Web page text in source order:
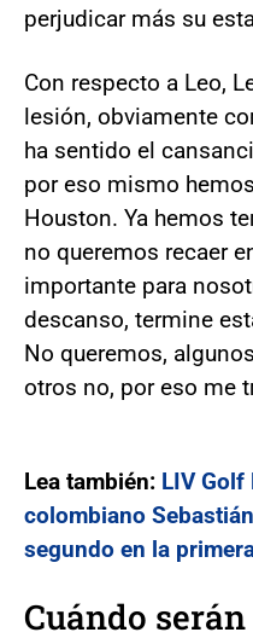
perjudicar más su
Con respecto a Leo,
lesión, obviamente
ha sentido el
por eso mismo
Houston. Ya hemos
no queremos recaer
importante para
descanso, termine
No queremos,
otros no, por eso me
Lea también: LIV Golf
colombiano
segundo en la
Cuándo